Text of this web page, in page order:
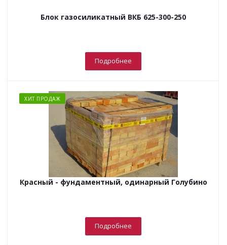
Блок газосиликатный ВКБ 625-300-250
Подробнее
ХИТ ПРОДАЖ
Красный - фундаментный, одинарный Голубино
Подробнее